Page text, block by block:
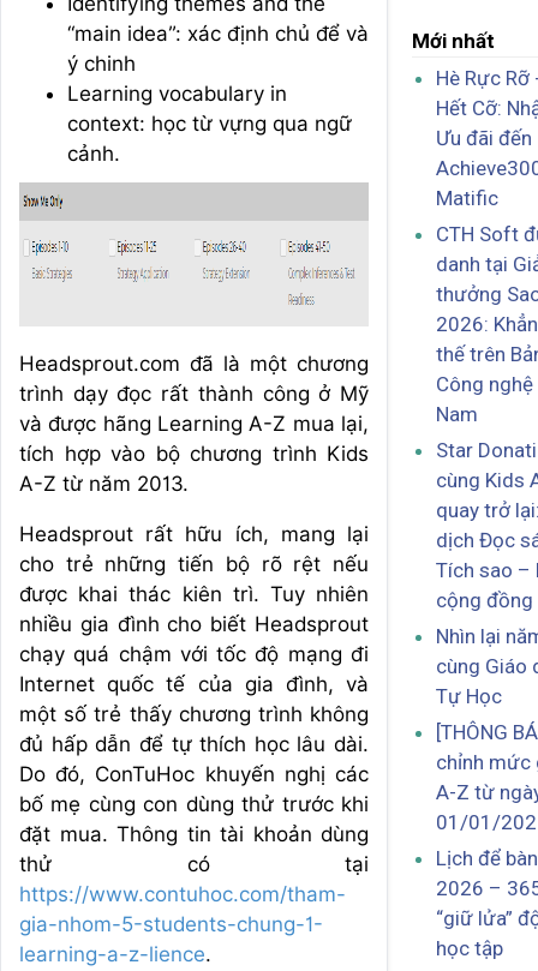
“main idea”: xác định chủ để và
ý chinh
Learning vocabulary in
context: học từ vựng qua ngữ
cảnh.
Headsprout.com đã là một chương
trình dạy đọc rất thành công ở Mỹ
và được hãng Learning A-Z mua lại,
tích hợp vào bộ chương trình Kids
A-Z từ năm 2013.
Headsprout rất hữu ích, mang lại
cho trẻ những tiến bộ rõ rệt nếu
được khai thác kiên trì. Tuy nhiên
nhiều gia đình cho biết Headsprout
chạy quá chậm với tốc độ mạng đi
Internet quốc tế của gia đình, và
một số trẻ thấy chương trình không
đủ hấp dẫn để tự thích học lâu dài.
Do đó, ConTuHoc khuyến nghị các
bố mẹ cùng con dùng thử trước khi
đặt mua. Thông tin tài khoản dùng
thử có tại
https://www.contuhoc.com/tham-
gia-nhom-5-students-chung-1-
learning-a-z-lience.
Mới nhất
Hè Rực Rỡ
Hết Cỡ:
Ưu đãi
Matific
CTH Soft
danh tại
thưởng
2026:
thế trên
Công
Nam
Star
cùng Kids
quay trở
dịch Đọc
Tích sao –
cộng đồng
Nhìn lại
cùng Giáo
Tự Học
[THÔNG
chỉnh mức
A-Z từ
01/01/
Lịch để
2026 –
“giữ lửa”
học tập